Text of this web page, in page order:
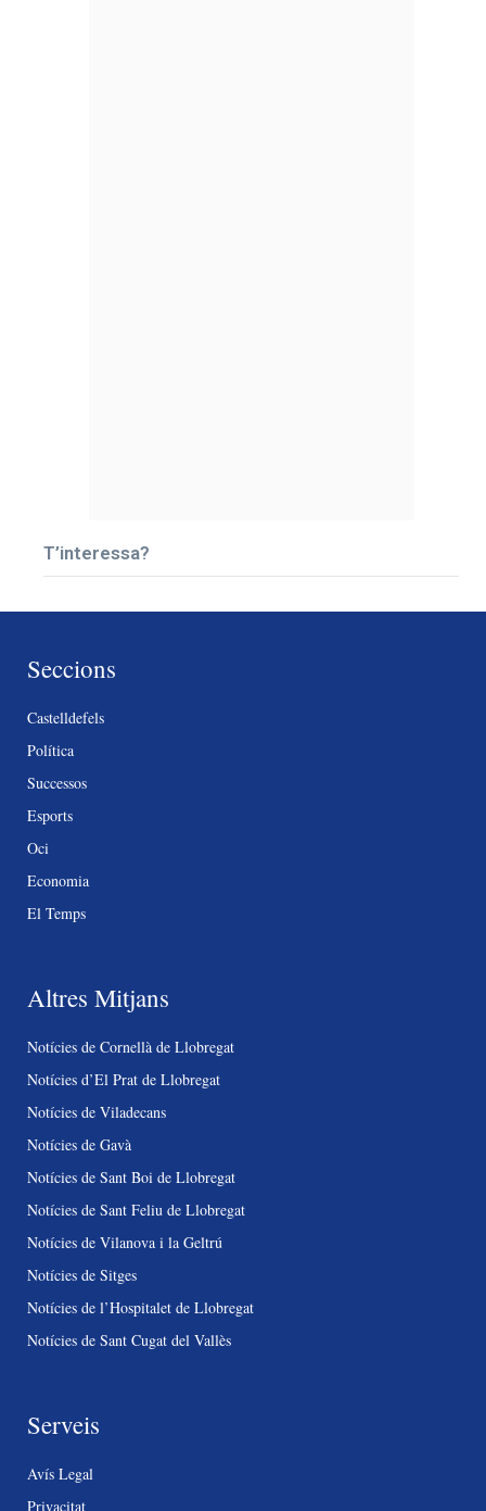
T’interessa?
Seccions
Castelldefels
Política
Successos
Esports
Oci
Economia
El Temps
Altres Mitjans
Notícies de Cornellà de Llobregat
Notícies d’El Prat de Llobregat
Notícies de Viladecans
Notícies de Gavà
Notícies de Sant Boi de Llobregat
Notícies de Sant Feliu de Llobregat
Notícies de Vilanova i la Geltrú
Notícies de Sitges
Notícies de l’Hospitalet de Llobregat
Notícies de Sant Cugat del Vallès
Serveis
Avís Legal
Privacitat